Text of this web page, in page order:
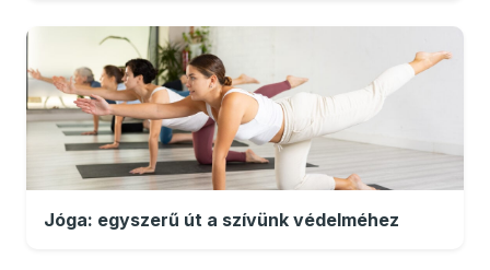
Jóga: egyszerű út a szívünk védelméhez